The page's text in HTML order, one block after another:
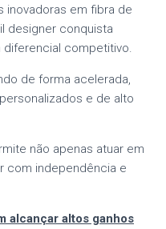
inovadoras em fibra de
designer conquista
competitivo.
de forma acelerada,
e de alto
não apenas atuar em
com independência e
alcançar altos ganhos